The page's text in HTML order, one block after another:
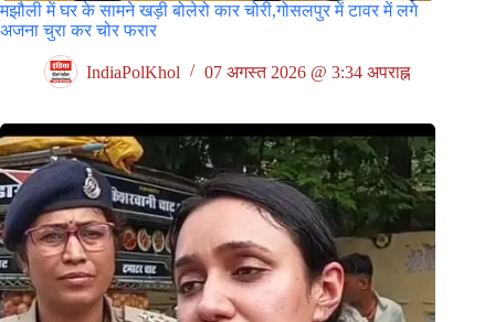
मझौली में घर के सामने खड़ी बोलेरो कार चोरी,गोसलपुर में टावर में लगे
अजना चुरा कर चोर फरार
IndiaPolKhol 07 अगस्त 2026 @ 3:34 अपराह्न